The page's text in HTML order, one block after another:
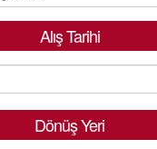
Alış Tarihi
Dönüş Yeri